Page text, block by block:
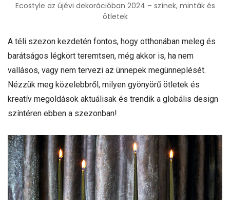
Ecostyle az újévi dekorációban 2024 – színek, minták és
ötletek
A téli szezon kezdetén fontos, hogy otthonában meleg és
barátságos légkört teremtsen, még akkor is, ha nem
vallásos, vagy nem tervezi az ünnepek megünneplését.
Nézzük meg közelebbről, milyen gyönyörű ötletek és
kreatív megoldások aktuálisak és trendik a globális design
színtéren ebben a szezonban!